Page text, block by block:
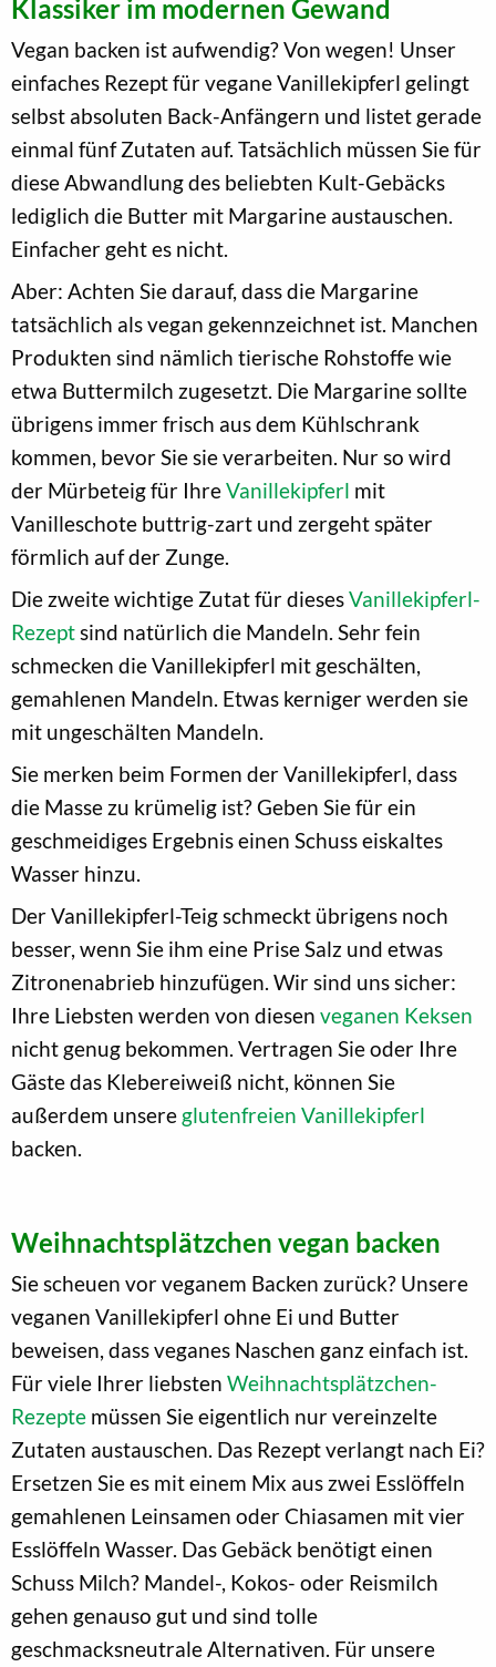
Klassiker im modernen Gewand
Vegan backen ist aufwendig? Von wegen! Unser
einfaches Rezept für vegane Vanillekipferl gelingt
selbst absoluten Back-Anfängern und listet gerade
einmal fünf Zutaten auf. Tatsächlich müssen Sie für
diese Abwandlung des beliebten Kult-Gebäcks
lediglich die Butter mit Margarine austauschen.
Einfacher geht es nicht.
Aber: Achten Sie darauf, dass die Margarine
tatsächlich als vegan gekennzeichnet ist. Manchen
Produkten sind nämlich tierische Rohstoffe wie
etwa Buttermilch zugesetzt. Die Margarine sollte
übrigens immer frisch aus dem Kühlschrank
kommen, bevor Sie sie verarbeiten. Nur so wird
der Mürbeteig für IhreVanillekipferl mit
Vanilleschote buttrig-zart und zergeht später
förmlich auf der Zunge.
Die zweite wichtige Zutat für diesesVanillekipferl-
Rezeptsind natürlich die Mandeln. Sehr fein
schmecken die Vanillekipferl mit geschälten,
gemahlenen Mandeln. Etwas kerniger werden sie
mit ungeschälten Mandeln.
Sie merken beim Formen der Vanillekipferl, dass
die Masse zu krümelig ist? Geben Sie für ein
geschmeidiges Ergebnis einen Schuss eiskaltes
Wasser hinzu.
Der Vanillekipferl-Teig schmeckt übrigens noch
besser, wenn Sie ihm eine Prise Salz und etwas
Zitronenabrieb hinzufügen. Wir sind uns sicher:
Ihre Liebsten werden von diesen veganen Keksen
nicht genug bekommen. Vertragen Sie oder Ihre
Gäste das Klebereiweiß nicht, können Sie
außerdem unsere glutenfreien Vanillekipferl
backen.
Weihnachtsplätzchen vegan backen
Sie scheuen vor veganem Backen zurück? Unsere
veganen Vanillekipferl ohne Ei und Butter
beweisen, dass veganes Naschen ganz einfach ist.
Für viele Ihrer liebsten Weihnachtsplätzchen-
Rezepte müssen Sie eigentlich nur vereinzelte
Zutaten austauschen. Das Rezept verlangt nach Ei?
Ersetzen Sie es mit einem Mix aus zwei Esslöffeln
gemahlenen Leinsamen oder Chiasamen mit vier
Esslöffeln Wasser. Das Gebäck benötigt einen
Schuss Milch? Mandel-, Kokos- oder Reismilch
gehen genauso gut und sind tolle
geschmacksneutrale Alternativen. Für unsere